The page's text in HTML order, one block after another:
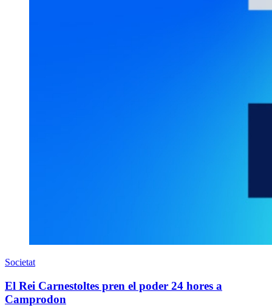
Societat
El Rei Carnestoltes pren el poder 24 hores a
Camprodon